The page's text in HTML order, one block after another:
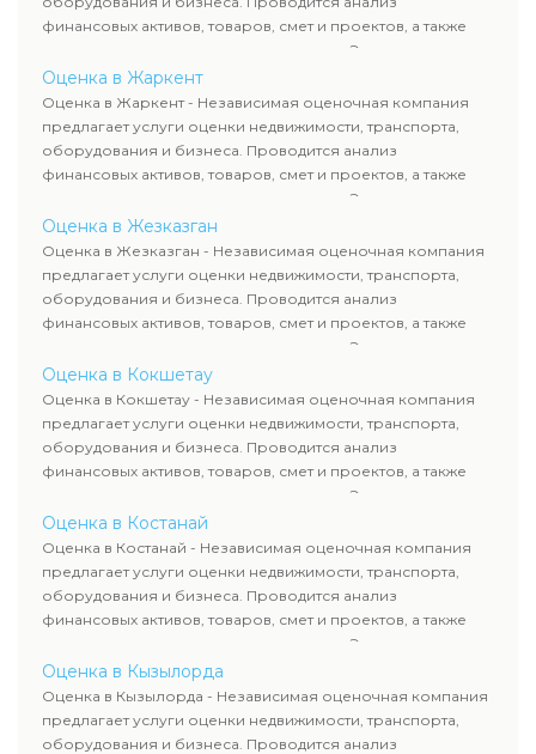
финансовых активов, товаров, смет и проектов, а также
оценка животных и недропользования. Эксперты
определяют рыночную стоимость имущества и
рассчитывают ущерб. Все отчеты соответствуют
требованиям законодательства и используются для
сделок, кредитования и судебных процессов.
Оценка в Жаркент
Оценка в Жаркент - Независимая оценочная компания
предлагает услуги оценки недвижимости, транспорта,
оборудования и бизнеса. Проводится анализ
финансовых активов, товаров, смет и проектов, а также
оценка животных и недропользования. Эксперты
определяют рыночную стоимость имущества и
рассчитывают ущерб. Все отчеты соответствуют
требованиям законодательства и используются для
сделок, кредитования и судебных процессов.
Оценка в Жезказган
Оценка в Жезказган - Независимая оценочная компания
предлагает услуги оценки недвижимости, транспорта,
оборудования и бизнеса. Проводится анализ
финансовых активов, товаров, смет и проектов, а также
оценка животных и недропользования. Эксперты
определяют рыночную стоимость имущества и
рассчитывают ущерб. Все отчеты соответствуют
требованиям законодательства и используются для
сделок, кредитования и судебных процессов.
Оценка в Кокшетау
Оценка в Кокшетау - Независимая оценочная компания
предлагает услуги оценки недвижимости, транспорта,
оборудования и бизнеса. Проводится анализ
финансовых активов, товаров, смет и проектов, а также
оценка животных и недропользования. Эксперты
определяют рыночную стоимость имущества и
рассчитывают ущерб. Все отчеты соответствуют
требованиям законодательства и используются для
сделок, кредитования и судебных процессов.
Оценка в Костанай
Оценка в Костанай - Независимая оценочная компания
предлагает услуги оценки недвижимости, транспорта,
оборудования и бизнеса. Проводится анализ
финансовых активов, товаров, смет и проектов, а также
оценка животных и недропользования. Эксперты
определяют рыночную стоимость имущества и
рассчитывают ущерб. Все отчеты соответствуют
требованиям законодательства и используются для
сделок, кредитования и судебных процессов.
Оценка в Кызылорда
Оценка в Кызылорда - Независимая оценочная компания
предлагает услуги оценки недвижимости, транспорта,
оборудования и бизнеса. Проводится анализ